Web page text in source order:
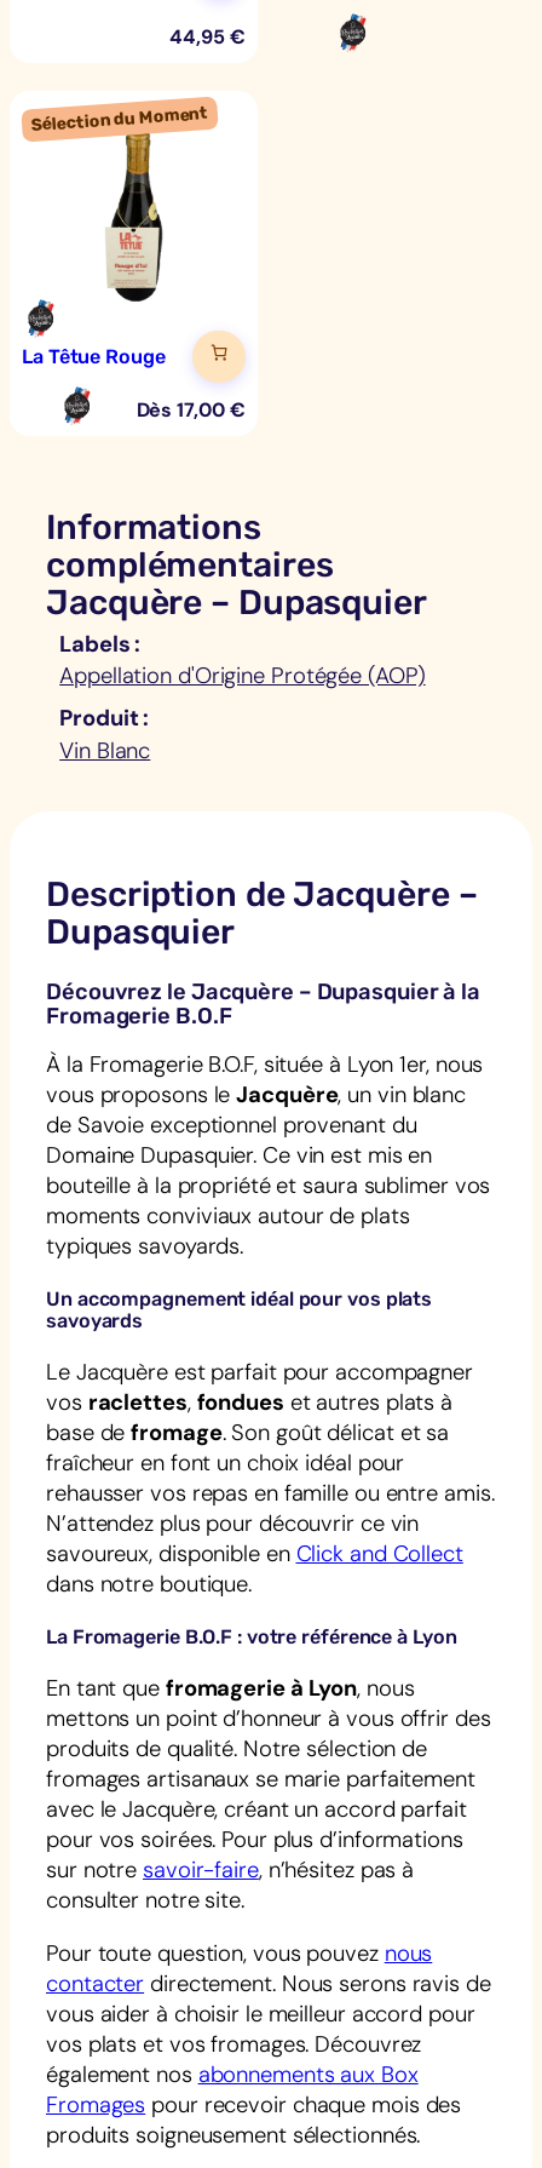
44,95€
La Têtue Rouge
Dès17,00€
Informations
complémentaires
Jacquère – Dupasquier
Labels
Appellation d'Origine Protégée (AOP)
Produit
Vin Blanc
Description de Jacquère –
Dupasquier
Découvrez le Jacquère – Dupasquier à la
Fromagerie B.O.F
À la Fromagerie B.O.F, située à Lyon 1er, nous
vous proposons leJacquère, un vin blanc
de Savoie exceptionnel provenant du
Domaine Dupasquier. Ce vin est mis en
bouteille à la propriété et saura sublimer vos
moments conviviaux autour de plats
typiques savoyards.
Un accompagnement idéal pour vos plats
savoyards
Le Jacquère est parfait pour accompagner
vos raclettes, fondues et autres plats à
base defromage. Son goût délicat et sa
fraîcheur en font un choix idéal pour
rehausser vos repas en famille ou entre amis.
N’attendez plus pour découvrir ce vin
savoureux, disponible en Click and Collect
dans notre boutique.
La Fromagerie B.O.F : votre référence à Lyon
En tant que fromagerie à Lyon, nous
mettons un point d’honneur à vous offrir des
produits de qualité. Notre sélection de
fromages artisanaux se marie parfaitement
avec le Jacquère, créant un accord parfait
pour vos soirées. Pour plus d’informations
sur notre savoir-faire, n’hésitez pas à
consulter notre site.
Pour toute question, vous pouvez nous
contacter directement. Nous serons ravis de
vous aider à choisir le meilleur accord pour
vos plats et vos fromages. Découvrez
également nos abonnements aux Box
Fromages pour recevoir chaque mois des
produits soigneusement sélectionnés.